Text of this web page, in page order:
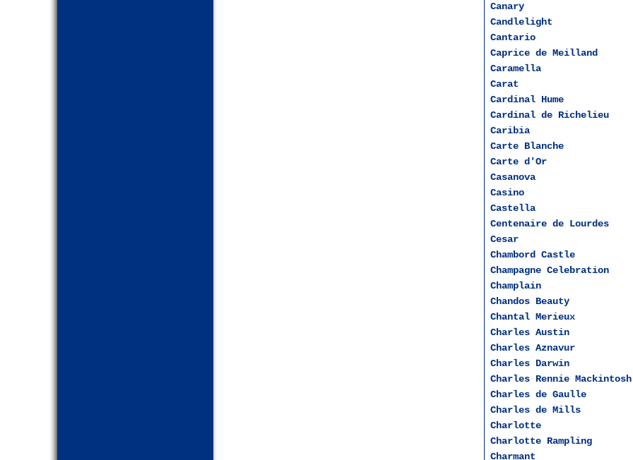
Canary
Candlelight
Cantario
Caprice de Meilland
Caramella
Carat
Cardinal Hume
Cardinal de Richelieu
Caribia
Carte Blanche
Carte d'Or
Casanova
Casino
Castella
Centenaire de Lourdes
Cesar
Chambord Castle
Champagne Celebration
Champlain
Chandos Beauty
Chantal Merieux
Charles Austin
Charles Aznavur
Charles Darwin
Charles Rennie Mackintosh
Charles de Gaulle
Charles de Mills
Charlotte
Charlotte Rampling
Charmant